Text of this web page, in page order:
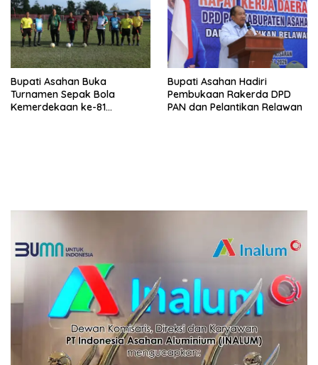
Bupati Asahan Buka
Turnamen Sepak Bola
Kemerdekaan ke-81
Bupati Asahan Hadiri
Pembukaan Rakerda DPD
PAN dan Pelantikan Relawan